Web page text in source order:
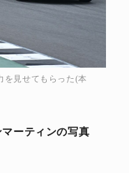
を見せてもらった(本
ーティンの写真